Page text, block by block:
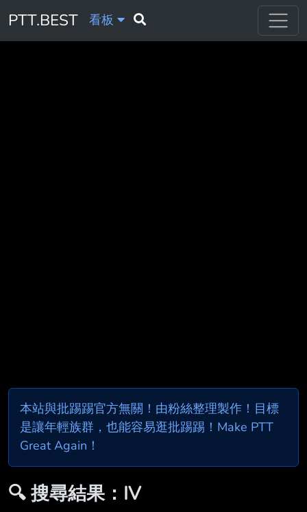
PTT.BEST 看板
本站與批踢踢官方無關！由粉絲整理製作！目標
是讓年輕族群，也能容易逛批踢踢！Make PTT
Great Again！
🔍 搜尋結果：IV